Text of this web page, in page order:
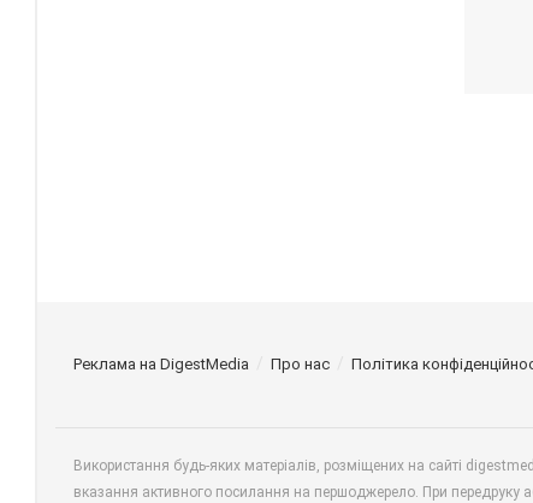
Реклама на DigestMedia Про нас Політика
Використання будь-яких матеріалів, розміщених на сайті
вказання активного посилання на першоджерело. При передруку